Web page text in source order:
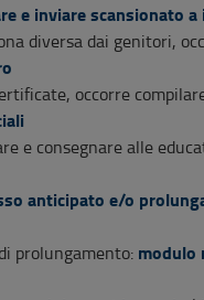
e inviare scansionato a
diversa dai genitori,
occorre
e consegnare alle
anticipato e/o
prolungamento: modulo